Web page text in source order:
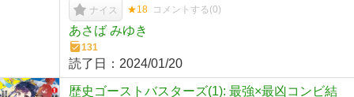
ナイス ★18 コメントする(0)
あさば みゆき
131
読了日： 2024/01/20
歴史ゴーストバスターズ(1): 最強×最凶コンビ結